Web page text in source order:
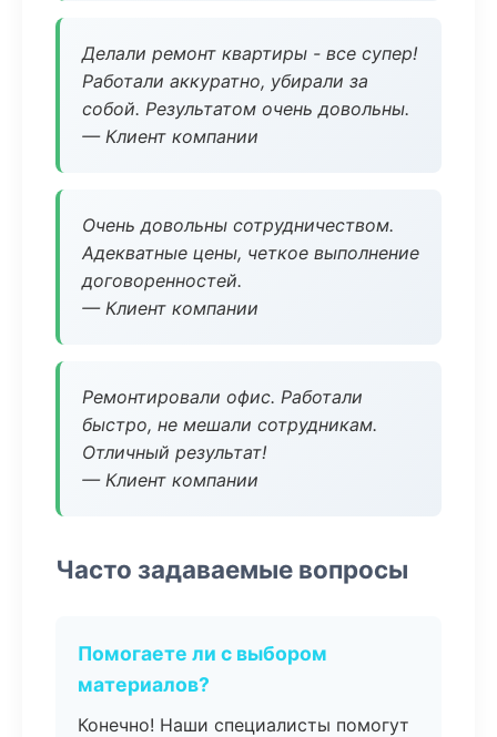
Делали ремонт квартиры - все супер!
Работали аккуратно, убирали за
собой. Результатом очень довольны.
— Клиент компании
Очень довольны сотрудничеством.
Адекватные цены, четкое выполнение
договоренностей.
— Клиент компании
Ремонтировали офис. Работали
быстро, не мешали сотрудникам.
Отличный результат!
— Клиент компании
Часто задаваемые вопросы
Помогаете ли с выбором
материалов?
Конечно! Наши специалисты помогут